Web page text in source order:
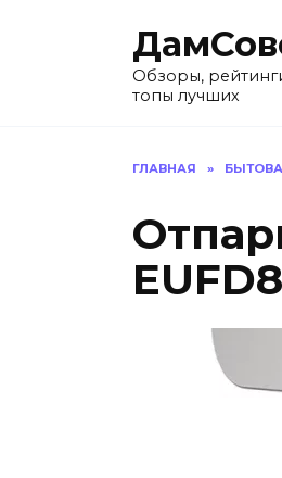
Обзоры,
топы лучших
ГЛАВНАЯ »